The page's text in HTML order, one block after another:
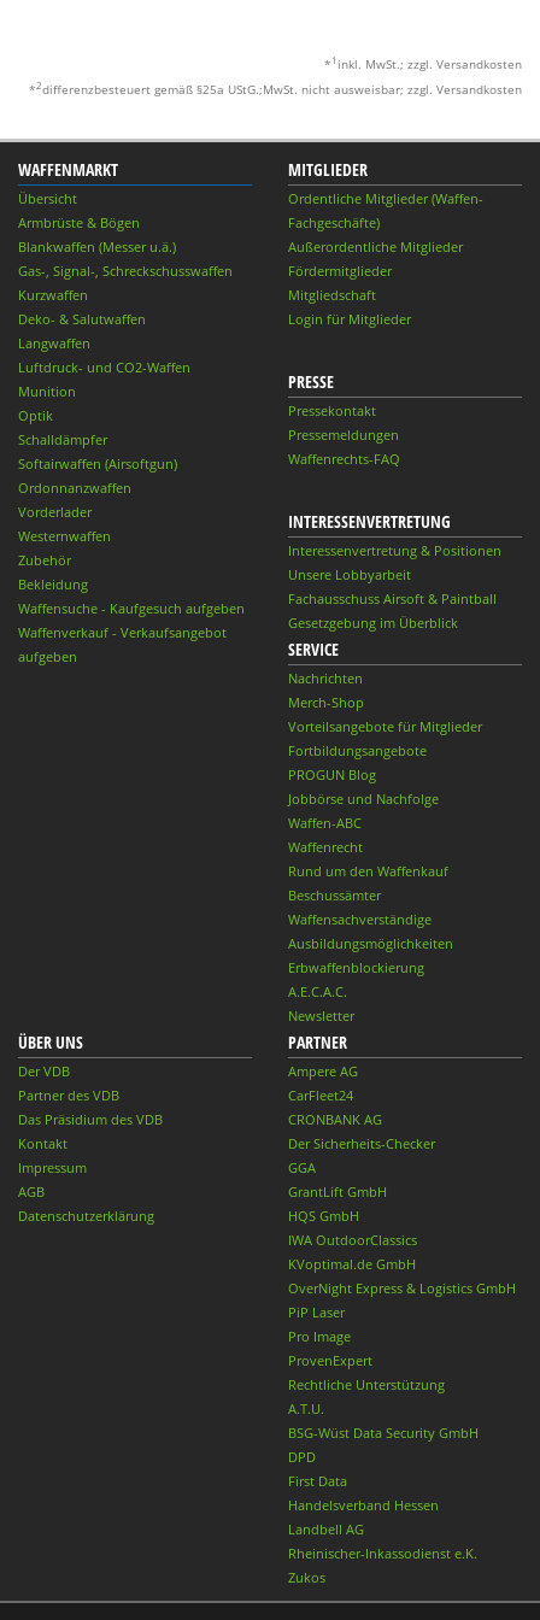
* 1 inkl. MwSt.; zzgl. Versandkosten
*2differenzbesteuert gemäß §25a UStG.;MwSt. nicht ausweisbar; zzgl. Versandkosten
WAFFENMARKT
Übersicht
Armbrüste & Bögen
Blankwaffen (Messer u.ä.)
Gas-, Signal-, Schreckschusswaffen
Kurzwaffen
Deko- & Salutwaffen
Langwaffen
Luftdruck- und CO2-Waffen
Munition
Optik
Schalldämpfer
Softairwaffen (Airsoftgun)
Ordonnanzwaffen
Vorderlader
Westernwaffen
Zubehör
Bekleidung
Waffensuche - Kaufgesuch aufgeben
Waffenverkauf - Verkaufsangebot
aufgeben
MITGLIEDER
Ordentliche Mitglieder (Waffen-
Fachgeschäfte)
Außerordentliche Mitglieder
Fördermitglieder
Mitgliedschaft
Login für Mitglieder
PRESSE
Pressekontakt
Pressemeldungen
Waffenrechts-FAQ
INTERESSENVERTRETUNG
Interessenvertretung & Positionen
Unsere Lobbyarbeit
Fachausschuss Airsoft & Paintball
Gesetzgebung im Überblick
SERVICE
Nachrichten
Merch-Shop
Vorteilsangebote für Mitglieder
Fortbildungsangebote
PROGUN Blog
Jobbörse und Nachfolge
Waffen-ABC
Waffenrecht
Rund um den Waffenkauf
Beschussämter
Waffensachverständige
Ausbildungsmöglichkeiten
Erbwaffenblockierung
A.E.C.A.C.
Newsletter
ÜBER UNS
Der VDB
Partner des VDB
Das Präsidium des VDB
Kontakt
Impressum
AGB
Datenschutzerklärung
PARTNER
Ampere AG
CarFleet24
CRONBANK AG
Der Sicherheits-Checker
GGA
GrantLift GmbH
HQS GmbH
IWA OutdoorClassics
KVoptimal.de GmbH
OverNight Express & Logistics GmbH
PiP Laser
Pro Image
ProvenExpert
Rechtliche Unterstützung
A.T.U.
BSG-Wüst Data Security GmbH
DPD
First Data
Handelsverband Hessen
Landbell AG
Rheinischer-Inkassodienst e.K.
Zukos